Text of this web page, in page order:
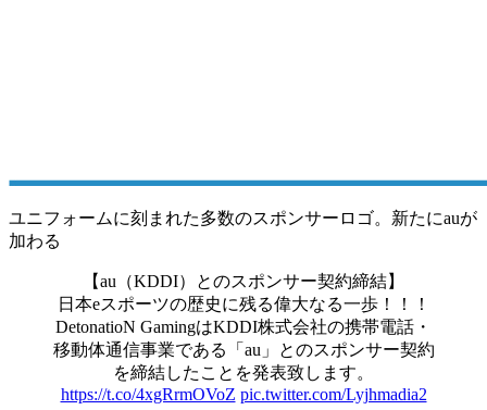
ユニフォームに刻まれた多数のスポンサーロゴ。新たにauが
加わる
【au（KDDI）とのスポンサー契約締結】
日本eスポーツの歴史に残る偉大なる一歩！！！
DetonatioN GamingはKDDI株式会社の携帯電話・
移動体通信事業である「au」とのスポンサー契約
を締結したことを発表致します。
https://t.co/4xgRrmOVoZ pic.twitter.com/Lyjhmadia2